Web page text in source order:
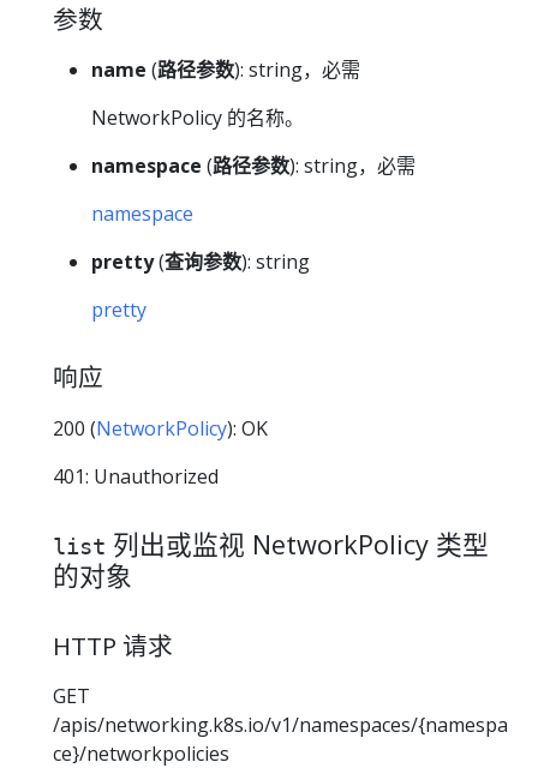
参数
name (路径参数): string，必需
NetworkPolicy 的名称。
namespace (路径参数): string，必需
namespace
pretty(查询参数): string
pretty
响应
200 (NetworkPolicy): OK
401: Unauthorized
list 列出或监视 NetworkPolicy 类型
的对象
HTTP 请求
GET
/apis/networking.k8s.io/v1/namespaces/{namespa
ce}/networkpolicies